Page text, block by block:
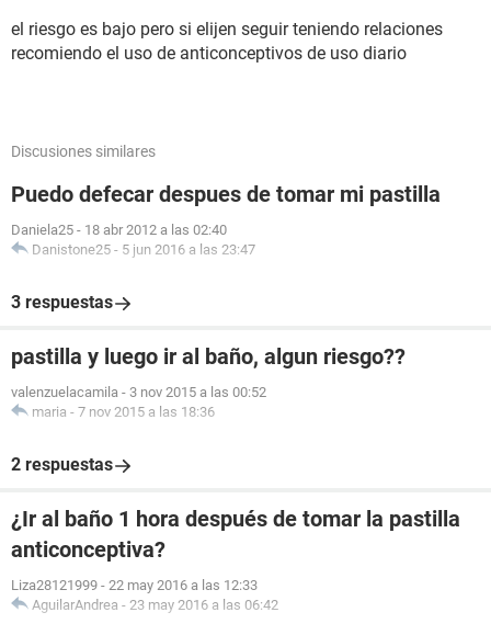
el riesgo es bajo pero si elijen seguir teniendo relaciones
recomiendo el uso de anticonceptivos de uso diario
Discusiones similares
Puedo defecar despues de tomar mi pastilla
Daniela25 - 18 abr 2012 a las 02:40
Danistone25 - 5 jun 2016 a las 23:47
3 respuestas
pastilla y luego ir al baño, algun riesgo??
valenzuelacamila - 3 nov 2015 a las 00:52
maria - 7 nov 2015 a las 18:36
2 respuestas
¿Ir al baño 1 hora después de tomar la pastilla
anticonceptiva?
Liza28121999 - 22 may 2016 a las 12:33
AguilarAndrea - 23 may 2016 a las 06:42